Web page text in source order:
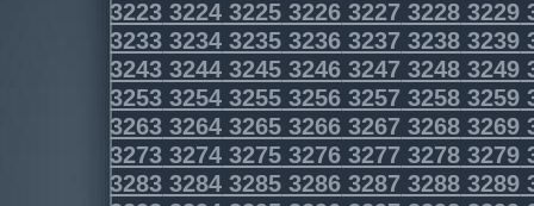
3223 3224 3225 3226 3227 3228 3229
3233 3234 3235 3236 3237 3238 3239
3243 3244 3245 3246 3247 3248 3249
3253 3254 3255 3256 3257 3258 3259
3263 3264 3265 3266 3267 3268 3269
3273 3274 3275 3276 3277 3278 3279
3283 3284 3285 3286 3287 3288 3289